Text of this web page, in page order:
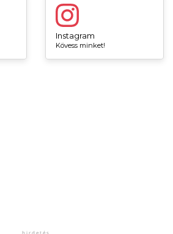
Instagram
Kövess minket!